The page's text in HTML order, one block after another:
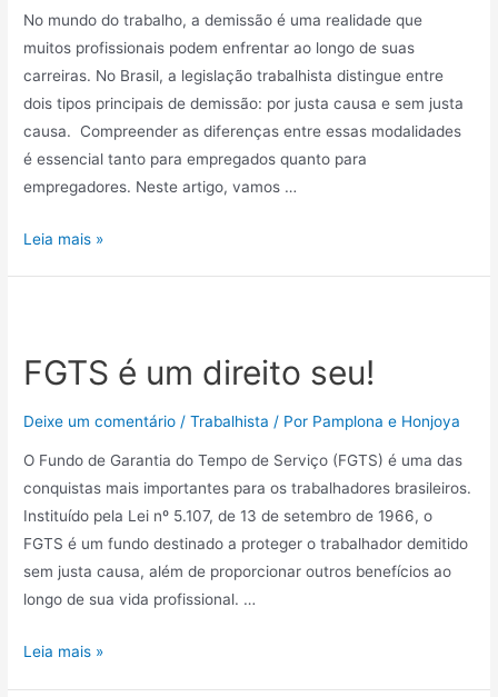
No mundo do trabalho, a demissão é uma realidade que
muitos profissionais podem enfrentar ao longo de suas
carreiras. No Brasil, a legislação trabalhista distingue entre
dois tipos principais de demissão: por justa causa e sem justa
causa. Compreender as diferenças entre essas modalidades
é essencial tanto para empregados quanto para
empregadores. Neste artigo, vamos …
Leia mais »
FGTS é um direito seu!
Deixe um comentário /Trabalhista / Por Pamplona e Honjoya
O Fundo de Garantia do Tempo de Serviço (FGTS) é uma das
conquistas mais importantes para os trabalhadores brasileiros.
Instituído pela Lei nº 5.107, de 13 de setembro de 1966, o
FGTS é um fundo destinado a proteger o trabalhador demitido
sem justa causa, além de proporcionar outros benefícios ao
longo de sua vida profissional. …
Leia mais »